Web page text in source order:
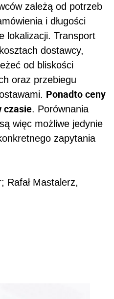
zależą od potrzeb
i długości
lokalizacji. Transport
dostawcy,
od bliskości
oraz przebiegu
Ponadto ceny
czasie. Porównania
więc możliwe jedynie
zapytania
Rafał Mastalerz,